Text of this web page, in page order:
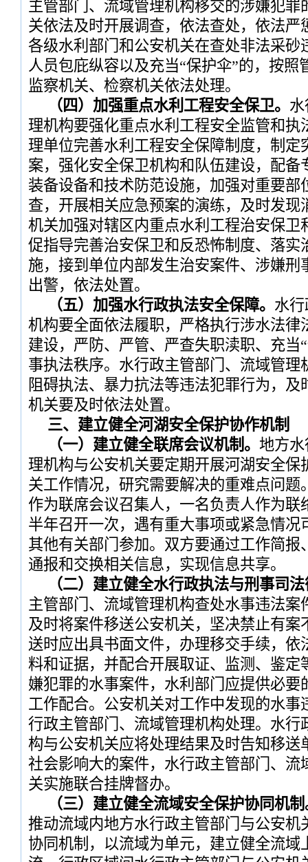
主管部门、流域管理机构移交的涉嫌犯罪
关依法及时开展调查，依法查处，依法严
各级水利部门和公安机关在查处非法采砂
人员包庇纵容以及充当“保护伞”的，按照
监察机关、检察机关依法处理。
（四）加强重点水利工程安全保卫。
理机构要强化重点水利工程安全监管和执
理单位完善水利工程安全保障制度，制定
案，强化安全保卫机构和队伍建设，配备
装备设备和技术防范设施，加强对重要部
查，开展相关应急预案的演练，及时发现
机关加强对辖区内重点水利工程治安保卫
促指导完善治安保卫和反恐怖制度、落实
施，接到单位内部发生治安案件、涉嫌刑
出警，依法处置。
（五）加强水行政执法安全保障。 水
机构要全面依法履职，严格执行涉水法律
建设，严防、严管、严查失职渎职、充当
事执法秩序。水行政主管部门、流域管理
阻碍执法、暴力抗法等违法犯罪行为，
机关要及时依法处置。
三、建立健全河湖安全保护协作机制
（一）建立健全联席会议机制。 地方
理机构与公安机关要定期开展河湖安全保
关工作情况，研究需要解决的重难点问题
作为联席会议召集人，一名负责人作为联
半年召开一次，遇有重大事项或紧急情况
其他有关部门参加。双方要通过工作简报
通报和交换相关信息，实现信息共享。
（二）建立健全水行政执法与刑事司
主管部门、流域管理机构查处水事违法案
及时将案件移送公安机关，坚决禁止有案
送时应出具书面文件，办理移交手续，依
料和证据，并配合开展取证、监测、鉴定
嫌犯罪的水事案件，水利部门应提供必要
工作配合。公安机关对工作中发现的水事
行政主管部门、流域管理机构处理。水行
构与公安机关应将处理结果及时告知移送
社会影响大的案件，水行政主管部门、流
关实施联合挂牌督办。
（三）建立健全流域安全保护协同机
推动流域内地方水行政主管部门与公安机
协同机制，以流域为单元，建立健全流域